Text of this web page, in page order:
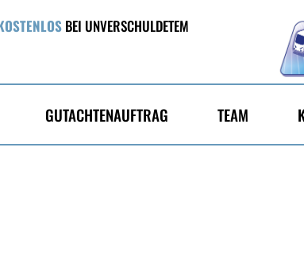
BEI UNVERSCHULDETEM
GUTACHTENAUFTRAG TEAM